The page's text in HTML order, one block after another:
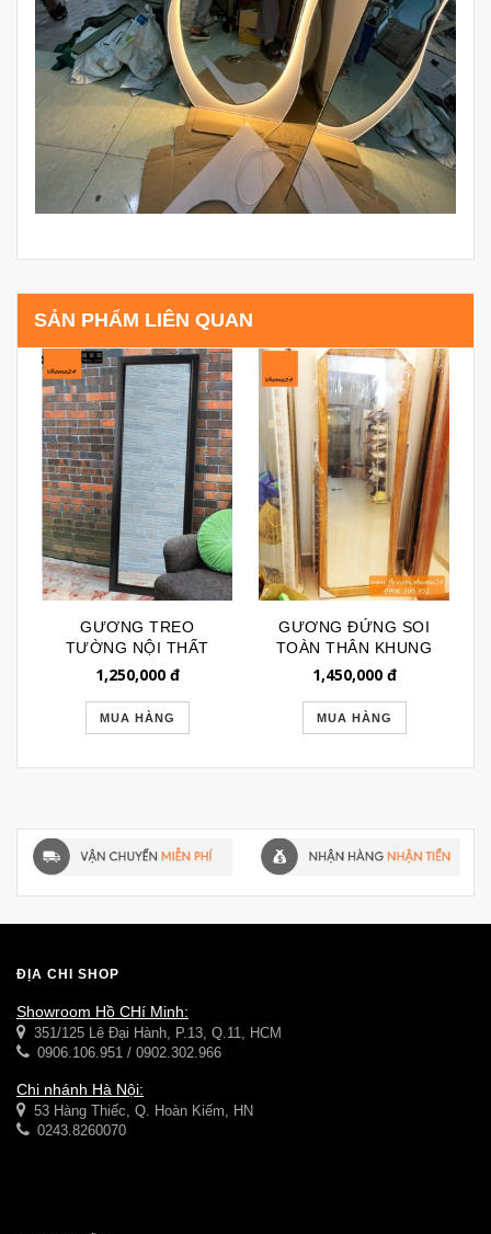
SẢN PHẨM LIÊN QUAN
GƯƠNG TREO
TƯỜNG NỘI THẤT
KHUNG ĐEN TRƠN
1,250,000đ
MUA HÀNG
GƯƠNG ĐỨNG SOI
TOÀN THÂN KHUNG
GỖ TỰ NHIÊN
1,450,000đ
MUA HÀNG
ĐỊA CHỈ SHOP
Showroom Hồ CHí Minh:
351/125 Lê Đại Hành, P.13, Q.11, HCM
0906.106.951 / 0902.302.966
Chi nhánh Hà Nội:
53 Hàng Thiếc, Q. Hoàn Kiếm, HN
0243.8260070